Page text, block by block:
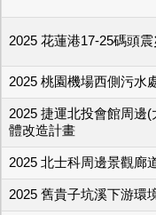
2025 花蓮港17-25碼頭
2025 桃園機場西側污水
2025 捷運北投會館周邊
體改造計畫
2025 北士科周邊景觀廊
2025 舊貴子坑溪下游環